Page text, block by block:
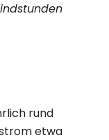
rund
etwa